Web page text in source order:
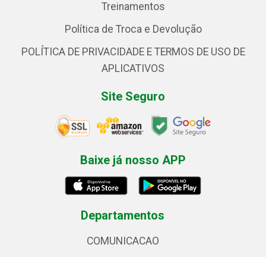
Treinamentos
Política de Troca e Devolução
POLÍTICA DE PRIVACIDADE E TERMOS DE USO DE
APLICATIVOS
Site Seguro
Baixe já nosso APP
Departamentos
COMUNICACAO